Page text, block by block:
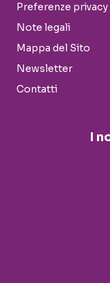
Preferenze privacy
Note legali
Mappa del Sito
Newsletter
Contatti
I